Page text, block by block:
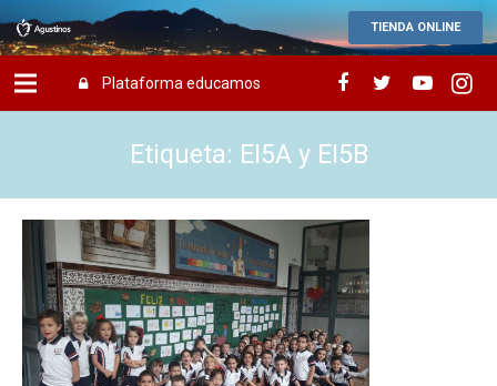
TIENDA ONLINE
Plataforma educamos
Etiqueta: EI5A y EI5B